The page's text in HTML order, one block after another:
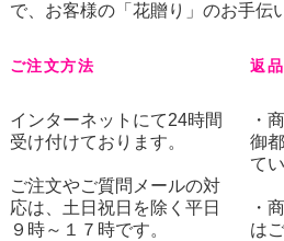
で、お客様の「花贈り」のお手伝
ご注文方法
インターネットにて24時間
受け付けております。
ご注文やご質問メールの対
応は、土日祝日を除く平日
９時～１７時です。
返
・
御
て
・
は